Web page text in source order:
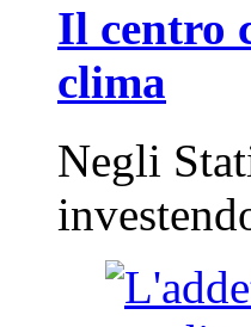
Il centro
clima
Negli